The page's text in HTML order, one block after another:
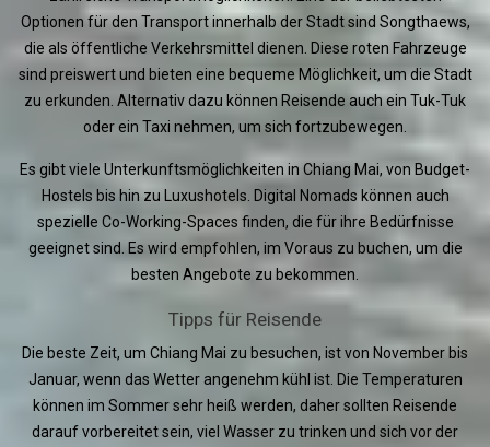
Optionen für den Transport innerhalb der Stadt sind Songthaews,
die als öffentliche Verkehrsmittel dienen. Diese roten Fahrzeuge
sind preiswert und bieten eine bequeme Möglichkeit, um die Stadt
zu erkunden. Alternativ dazu können Reisende auch ein Tuk-Tuk
oder ein Taxi nehmen, um sich fortzubewegen.
Es gibt viele Unterkunftsmöglichkeiten in Chiang Mai, von Budget-
Hostels bis hin zu Luxushotels. Digital Nomads können auch
spezielle Co-Working-Spaces finden, die für ihre Bedürfnisse
geeignet sind. Es wird empfohlen, im Voraus zu buchen, um die
besten Angebote zu bekommen.
Tipps für Reisende
Die beste Zeit, um Chiang Mai zu besuchen, ist von November bis
Januar, wenn das Wetter angenehm kühl ist. Die Temperaturen
können im Sommer sehr heiß werden, daher sollten Reisende
darauf vorbereitet sein, viel Wasser zu trinken und sich vor der